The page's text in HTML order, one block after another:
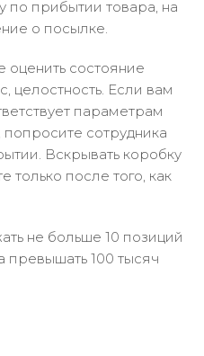
по прибытии товара, на
о посылке.
состояние
целостность. Если вам
параметрам
сотрудника
Вскрывать коробку
только после того, как
не больше 10 позиций
превышать 100 тысяч